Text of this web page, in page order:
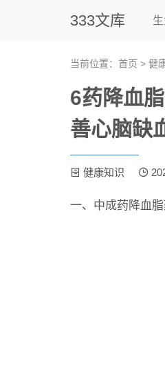
333文库
当前位置： 首页 > 健
6药降血
善心脑缺
健康知识
一、中成药降血